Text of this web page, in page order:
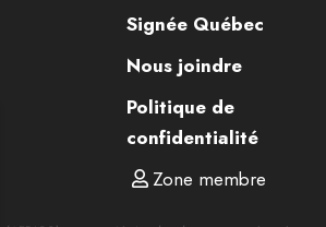
Signée Québec
Nous joindre
Politique de
confidentialité
Zone membre